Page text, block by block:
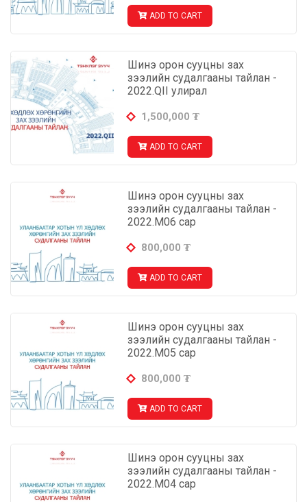
ADD TO CART
Шинэ орон сууцны зах
зээлийн судалгааны тайлан -
2022.QII улирал
1,500,000 ₮
ADD TO CART
Шинэ орон сууцны зах
зээлийн судалгааны тайлан -
2022.М06 сар
800,000 ₮
ADD TO CART
Шинэ орон сууцны зах
зээлийн судалгааны тайлан -
2022.М05 сар
800,000 ₮
ADD TO CART
Шинэ орон сууцны зах
зээлийн судалгааны тайлан -
2022.М04 сар